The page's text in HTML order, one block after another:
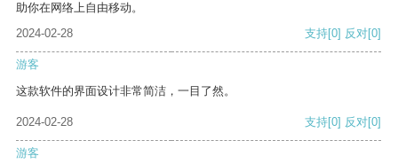
助你在网络上自由移动。
2024-02-28
支持[0] 反对[0]
游客
这款软件的界面设计非常简洁，一目了然。
2024-02-28 支持[0] 反对[0]
游客